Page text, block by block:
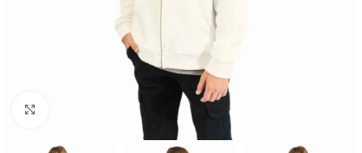
Haga clic para ampliar